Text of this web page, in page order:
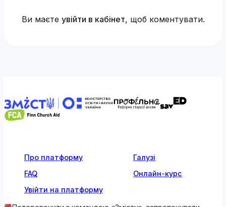
Ви маєте увійти в кабінет, щоб коментувати.
Про платформу
Галузі
FAQ
Онлайн-курс
Увійти на платформу